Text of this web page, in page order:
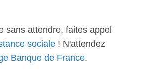
sans attendre, faites appel
sociale ! N'attendez
Banque de France.